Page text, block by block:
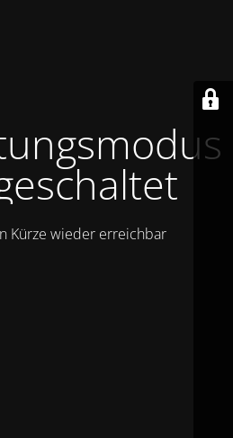
Kürze wieder erreichbar